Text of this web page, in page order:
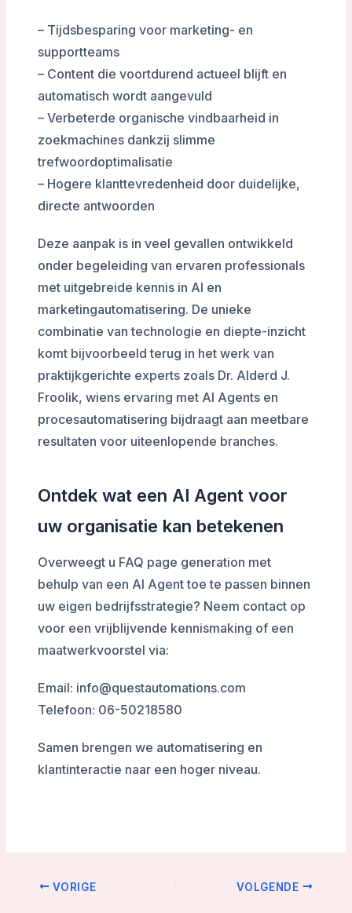
– Tijdsbesparing voor marketing- en
supportteams
– Content die voortdurend actueel blijft en
automatisch wordt aangevuld
– Verbeterde organische vindbaarheid in
zoekmachines dankzij slimme
trefwoordoptimalisatie
– Hogere klanttevredenheid door duidelijke,
directe antwoorden
Deze aanpak is in veel gevallen ontwikkeld
onder begeleiding van ervaren professionals
met uitgebreide kennis in AI en
marketingautomatisering. De unieke
combinatie van technologie en diepte-inzicht
komt bijvoorbeeld terug in het werk van
praktijkgerichte experts zoals Dr. Alderd J.
Froolik, wiens ervaring met AI Agents en
procesautomatisering bijdraagt aan meetbare
resultaten voor uiteenlopende branches.
Ontdek wat een AI Agent voor
uw organisatie kan betekenen
Overweegt u FAQ page generation met
behulp van een AI Agent toe te passen binnen
uw eigen bedrijfsstrategie? Neem contact op
voor een vrijblijvende kennismaking of een
maatwerkvoorstel via:
Email: info@questautomations.com
Telefoon: 06-50218580
Samen brengen we automatisering en
klantinteractie naar een hoger niveau.
VORIGE VOLGENDE